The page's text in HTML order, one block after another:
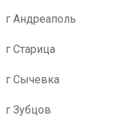
г Андреаполь
г Старица
г Сычевка
г Зубцов